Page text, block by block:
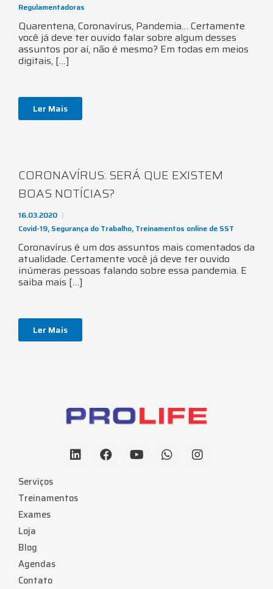
Regulamentadoras
Quarentena, Coronavírus, Pandemia… Certamente
você já deve ter ouvido falar sobre algum desses
assuntos por aí, não é mesmo? Em todas em meios
digitais, […]
Ler Mais
CORONAVÍRUS: SERÁ QUE EXISTEM
BOAS NOTÍCIAS?
16.03.2020
Covid-19, Segurança do Trabalho, Treinamentos online de SST
Coronavírus é um dos assuntos mais comentados da
atualidade. Certamente você já deve ter ouvido
inúmeras pessoas falando sobre essa pandemia. E
saiba mais […]
Ler Mais
Serviços
Treinamentos
Exames
Loja
Blog
Agendas
Contato